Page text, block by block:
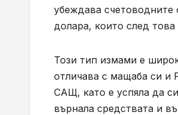
убеждава счетоводните
долара, които след
Този тип измами е
отличава с мащаба си и
САЩ, като е успяла да
върнала средствата и